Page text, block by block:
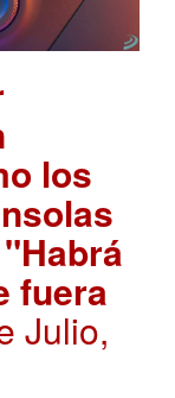
los
fuera
Julio,